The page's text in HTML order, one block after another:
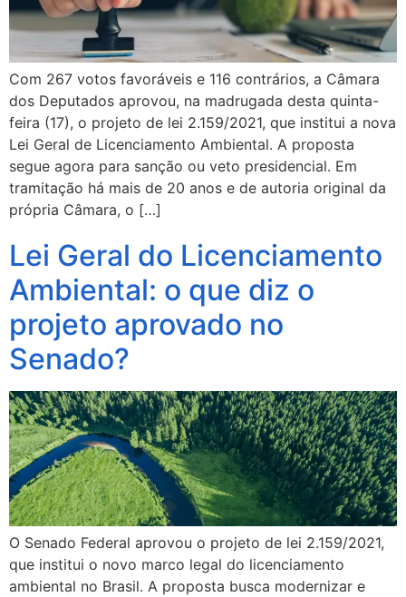
Com 267 votos favoráveis e 116 contrários, a Câmara
dos Deputados aprovou, na madrugada desta quinta-
feira (17), o projeto de lei 2.159/2021, que institui a nova
Lei Geral de Licenciamento Ambiental. A proposta
segue agora para sanção ou veto presidencial. Em
tramitação há mais de 20 anos e de autoria original da
própria Câmara, o […]
Lei Geral do Licenciamento
Ambiental: o que diz o
projeto aprovado no
Senado?
O Senado Federal aprovou o projeto de lei 2.159/2021,
que institui o novo marco legal do licenciamento
ambiental no Brasil. A proposta busca modernizar e